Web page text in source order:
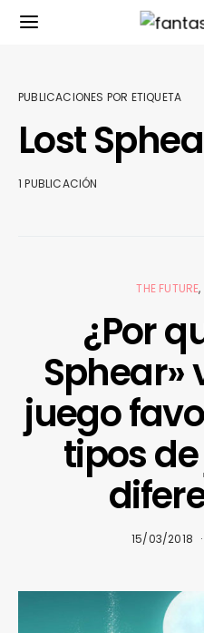
PUBLICACIONES POR ETIQUETA
Lost
1 PUBLICACIÓN
THE FUTURE
¿Por
Sphear»
juego
tipos
15/03/2018